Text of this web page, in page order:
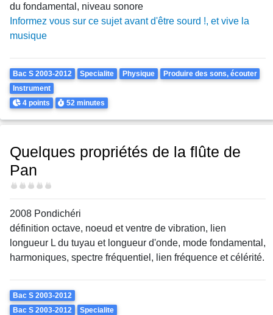
du fondamental, niveau sonore
Informez vous sur ce sujet avant d'être sourd !, et vive la
musique
Theme
Bac S 2003-2012 Specialite Physique
Produire des sons, écouter
Instrument
Points
4 points Durée
52 minutes
Quelques propriétés de la flûte de
Pan
Difficulté
2008 Pondichéri
définition octave, noeud et ventre de vibration, lien
longueur L du tuyau et longueur d'onde, mode fondamental,
harmoniques, spectre fréquentiel, lien fréquence et célérité.
Theme
Bac S 2003-2012
Bac S 2003-2012
Specialite